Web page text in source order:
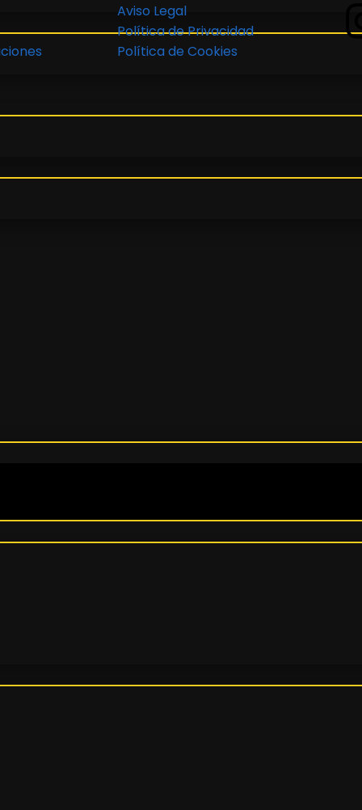
Aviso Legal
Política de Privacidad
Política de Cookies